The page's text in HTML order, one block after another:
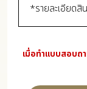
*รายละเอียด
เมื่อทำแบบสอบถ